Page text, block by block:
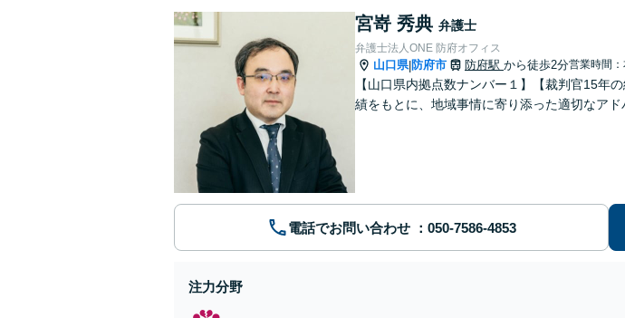
宮嵜 秀典 弁護士
弁護士法人ONE 防府オフィス
山口県|防府市 防府駅 から徒歩2分営業時間：
【山口県内拠点数ナンバー１】【裁判官15年
績をもとに、地域事情に寄り添った適切なア
電話でお問い合わせ
注力分野